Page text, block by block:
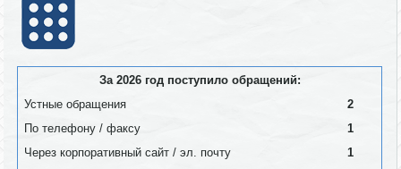
За 2026 год поступило обращений:
Устные обращения
2
По телефону / факсу
1
Через корпоративный сайт / эл. почту
1